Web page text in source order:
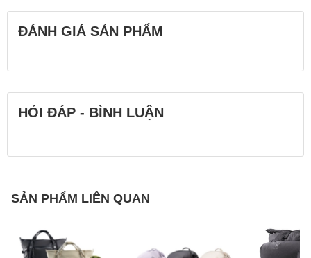
ĐÁNH GIÁ SẢN PHẨM
HỎI ĐÁP - BÌNH LUẬN
SẢN PHẨM LIÊN QUAN